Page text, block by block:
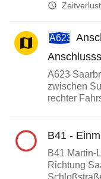
A623
A623
zwischen
rechter
B41 -
B41 Martin-
Richtung